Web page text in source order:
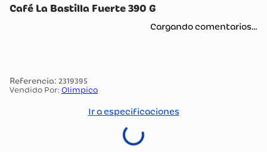
Café La Bastilla Fuerte 390 G
Cargando comentarios…
: 2319395
Vendido Por: Olimpica
Ir a especificaciones